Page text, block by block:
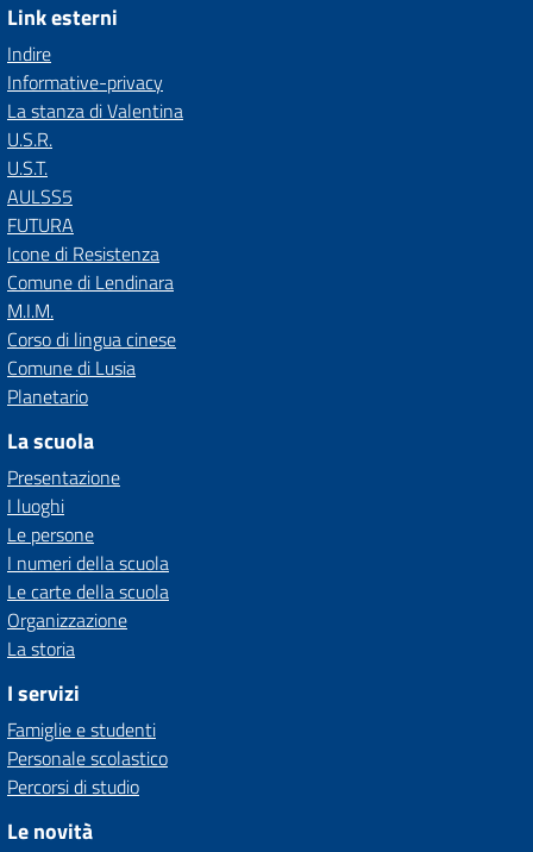
Link esterni
Indire
Informative-privacy
La stanza di Valentina
U.S.R.
U.S.T.
AULSS5
FUTURA
Icone di Resistenza
Comune di Lendinara
M.I.M.
Corso di lingua cinese
Comune di Lusia
Planetario
La scuola
Presentazione
I luoghi
Le persone
I numeri della scuola
Le carte della scuola
Organizzazione
La storia
I servizi
Famiglie e studenti
Personale scolastico
Percorsi di studio
Le novità